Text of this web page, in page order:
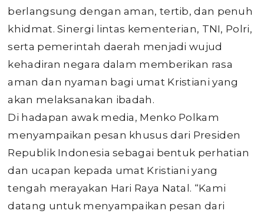
berlangsung dengan aman, tertib, dan penuh
khidmat. Sinergi lintas kementerian, TNI, Polri,
serta pemerintah daerah menjadi wujud
kehadiran negara dalam memberikan rasa
aman dan nyaman bagi umat Kristiani yang
akan melaksanakan ibadah.
Di hadapan awak media, Menko Polkam
menyampaikan pesan khusus dari Presiden
Republik Indonesia sebagai bentuk perhatian
dan ucapan kepada umat Kristiani yang
tengah merayakan Hari Raya Natal. “Kami
datang untuk menyampaikan pesan dari